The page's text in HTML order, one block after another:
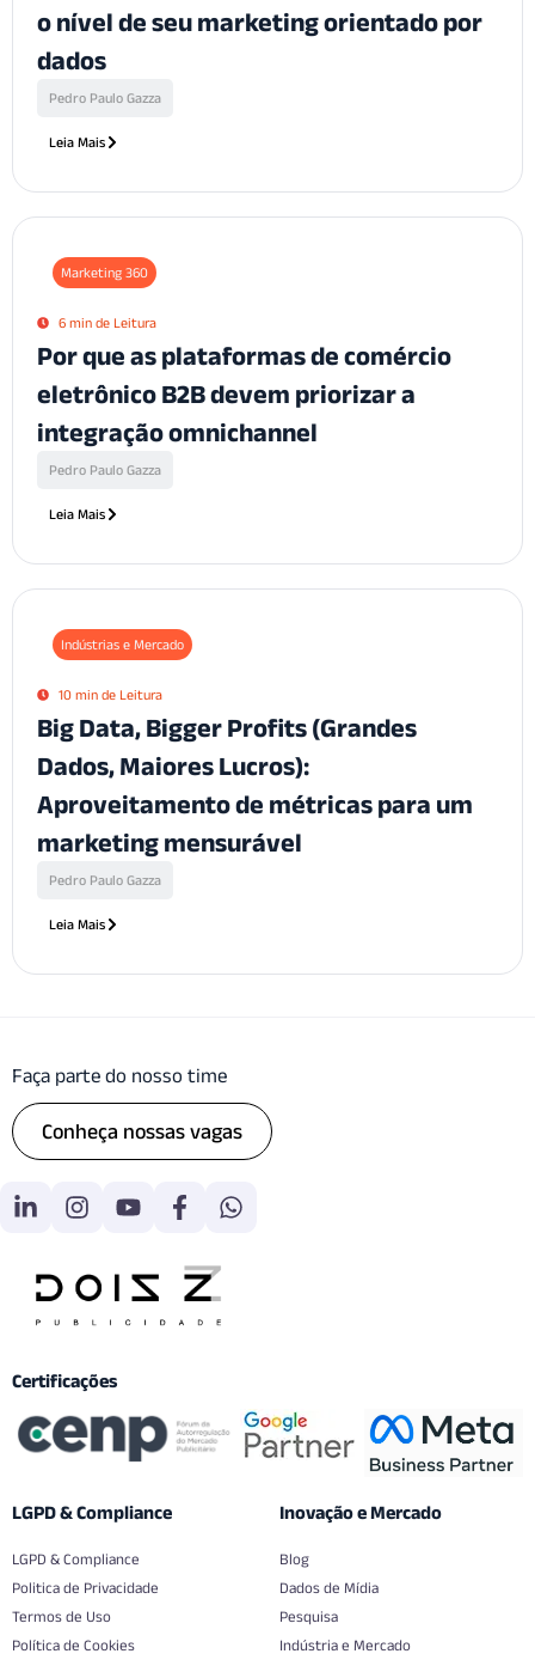
o nível de seu marketing orientado por
dados
Pedro Paulo Gazza
Leia Mais
Marketing 360
6 min de Leitura
Por que as plataformas de comércio
eletrônico B2B devem priorizar a
integração omnichannel
Pedro Paulo Gazza
Leia Mais
Indústrias e Mercado
10 min de Leitura
Big Data, Bigger Profits (Grandes
Dados, Maiores Lucros):
Aproveitamento de métricas para um
marketing mensurável
Pedro Paulo Gazza
Leia Mais
Faça parte do nosso time
Conheça nossas vagas
Certificações
LGPD & Compliance
LGPD & Compliance
Politica de Privacidade
Termos de Uso
Política de Cookies
Inovação e Mercado
Blog
Dados de Mídia
Pesquisa
Indústria e Mercado